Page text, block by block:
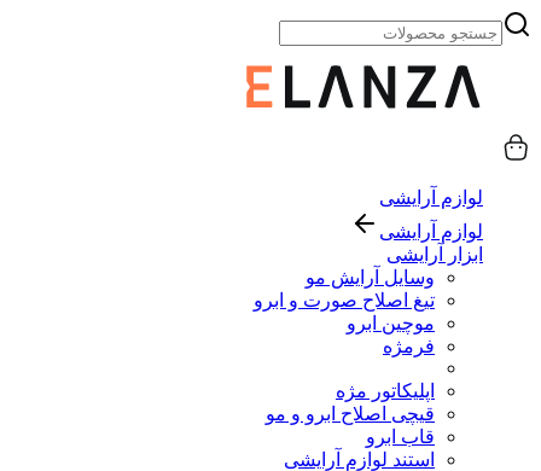
لوازم آرایشی
لوازم آرایشی
ابزار آرایشی
وسایل آرایش مو
تیغ اصلاح صورت و ابرو
موچین ابرو
فرمژه
اپلیکاتور مژه
قیچی اصلاح ابرو و مو
قاب ابرو
استند لوازم آرایشی